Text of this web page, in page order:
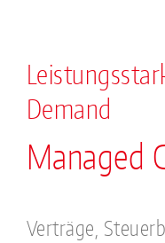
Demand
Managed
Verträge,